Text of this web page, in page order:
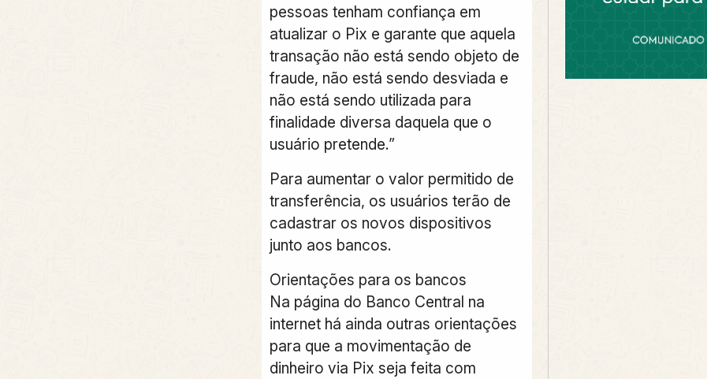
pessoas tenham confiança em
atualizar o Pix e garante que aquela
transação não está sendo objeto de
fraude, não está sendo desviada e
não está sendo utilizada para
finalidade diversa daquela que o
usuário pretende.”
Para aumentar o valor permitido de
transferência, os usuários terão de
cadastrar os novos dispositivos
junto aos bancos.
Orientações para os bancos
Na página do Banco Central na
internet há ainda outras orientações
para que a movimentação de
dinheiro via Pix seja feita com